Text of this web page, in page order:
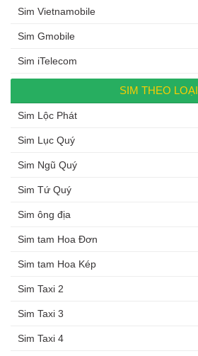
Sim Vietnamobile
Sim Gmobile
Sim iTelecom
SIM THEO LOẠI
Sim Lộc Phát
Sim Lục Quý
Sim Ngũ Quý
Sim Tứ Quý
Sim ông địa
Sim tam Hoa Đơn
Sim tam Hoa Kép
Sim Taxi 2
Sim Taxi 3
Sim Taxi 4